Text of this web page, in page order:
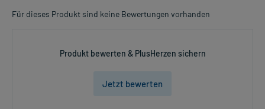
Für dieses Produkt sind keine Bewertungen vorhanden
Produkt bewerten & PlusHerzen sichern
Jetzt bewerten